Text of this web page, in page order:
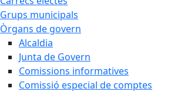
Grups municipals
Òrgans de govern
Alcaldia
Junta de Govern
Comissions informatives
Comissió especial de comptes